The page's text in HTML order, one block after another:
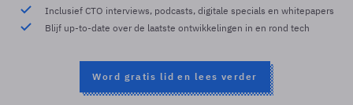
Inclusief CTO interviews, podcasts, digitale specials en whitepapers
Blijf up-to-date over de laatste ontwikkelingen in en rond tech
Word gratis lid en lees verder